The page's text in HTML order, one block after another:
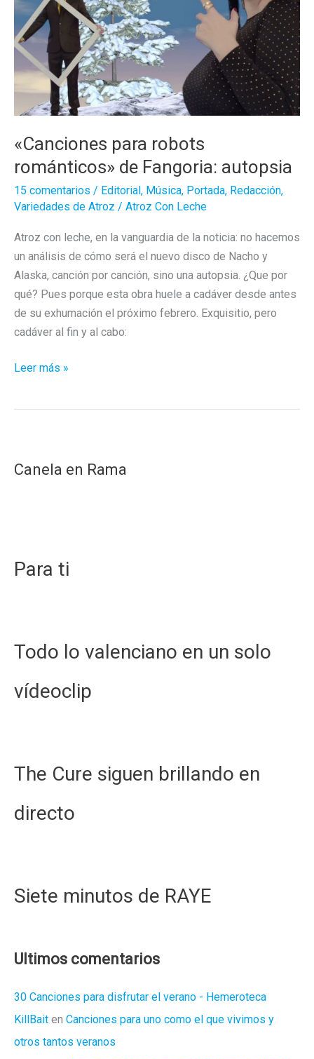
aunque
quieras
«Canciones para robots
románticos» de Fangoria: autopsia
15 comentarios / Editorial , Música, Portada, Redacción,
Variedades de Atroz / Atroz Con Leche
Atroz con leche, en la vanguardia de la noticia: no hacemos
un análisis de cómo será el nuevo disco de Nacho y
Alaska, canción por canción, sino una autopsia. ¿Que por
qué? Pues porque esta obra huele a cadáver desde antes
de su exhumación el próximo febrero. Exquisitio, pero
cadáver al fin y al cabo:
«Canciones
Fangoria:
Leer más »
Canela en Rama
Para ti
Todo lo valenciano en un solo
vídeoclip
The Cure siguen brillando en
directo
Siete minutos de RAYE
Ultimos comentarios
30 Canciones para disfrutar el verano - Hemeroteca
KillBait en Canciones para uno como el que vivimos y
otros tantos veranos